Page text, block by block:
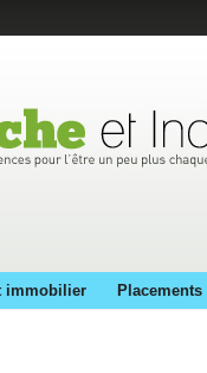
immobilier